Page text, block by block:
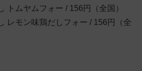
トムヤムフォー / 156円（全国）
レモン味鶏だしフォー / 156円（全